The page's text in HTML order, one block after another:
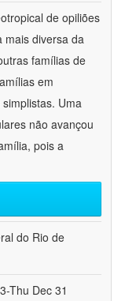
de opiliões
mais diversa da
famílias de
em
Uma
não avançou
pois a
do Rio de
Thu Dec 31